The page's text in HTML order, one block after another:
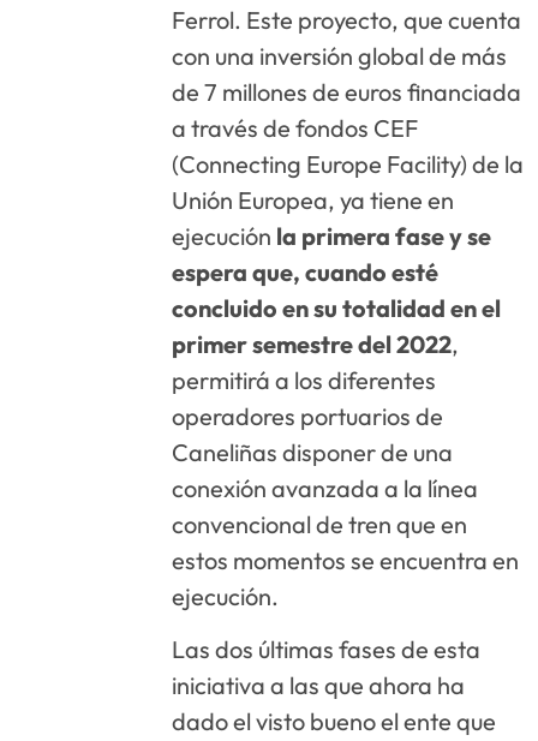
Ferrol. Este proyecto, que cuenta
con una inversión global de más
de 7 millones de euros financiada
a través de fondos CEF
(Connecting Europe Facility) de la
Unión Europea, ya tiene en
ejecución la primera fase y se
espera que, cuando esté
concluido en su totalidad en el
primer semestre del 2022,
permitirá a los diferentes
operadores portuarios de
Caneliñas disponer de una
conexión avanzada a la línea
convencional de tren que en
estos momentos se encuentra en
ejecución.
Las dos últimas fases de esta
iniciativa a las que ahora ha
dado el visto bueno el ente que